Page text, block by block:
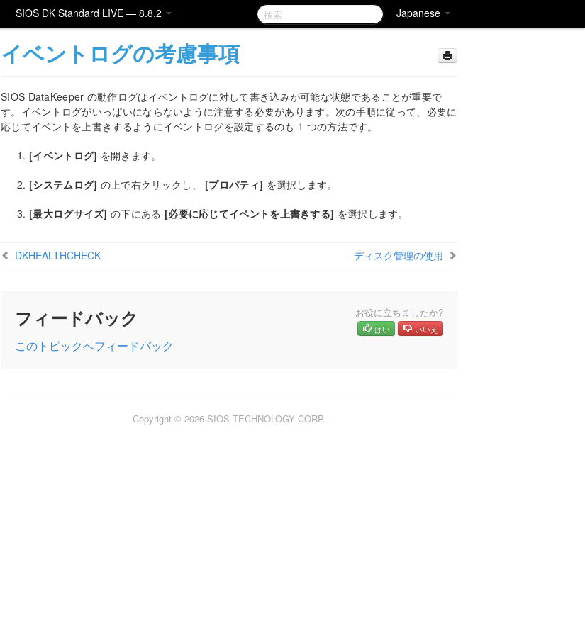
Japanese
SIOS DK Standard LIVE — 8.8.2
イベントログの考慮事項
SIOS DataKeeper の動作ログはイベントログに対して書き込みが可能な状態であることが重要で
す。イベントログがいっぱいにならないように注意する必要があります。次の手順に従って、必要に
応じてイベントを上書きするようにイベントログを設定するのも 1 つの方法です。
[イベントログ] を開きます。
[システムログ] の上で右クリックし、 [プロパティ] を選択します。
[最大ログサイズ] の下にある [必要に応じてイベントを上書きする] を選択します。
DKHEALTHCHECK ディスク管理の使用
フィードバック お役に立ちましたか?
はい いいえ
このトピックへフィードバック
Copyright © 2026 SIOS TECHNOLOGY CORP.